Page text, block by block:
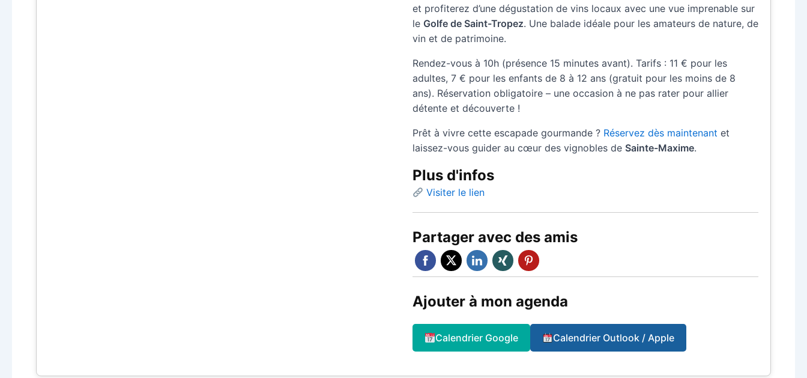
et profiterez d’une dégustation de vins locaux avec une vue imprenable sur
le Golfe de Saint-Tropez. Une balade idéale pour les amateurs de nature, de
vin et de patrimoine.
Rendez-vous à 10h (présence 15 minutes avant). Tarifs : 11 € pour les
adultes, 7 € pour les enfants de 8 à 12 ans (gratuit pour les moins de 8
ans). Réservation obligatoire – une occasion à ne pas rater pour allier
détente et découverte !
Prêt à vivre cette escapade gourmande ? Réservez dès maintenant et
laissez-vous guider au cœur des vignobles de Sainte-Maxime.
Plus d'infos
Visiter le lien
Partager avec des amis
Ajouter à mon agenda
Calendrier Google Calendrier Outlook / Apple